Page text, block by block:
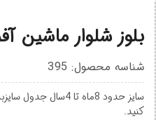
بلوز شلوار ماشین
شناسه محصول: 395
سایز حدود 8ماه تا
کنید.